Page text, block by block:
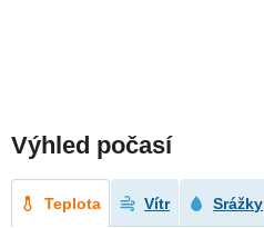
Výhled počasí
Teplota Vítr Srážky